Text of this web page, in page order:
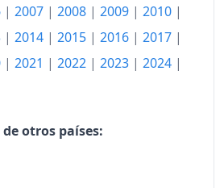
232.52
290.84
| 2007 | 2008 | 2009 | 2010 |
| 2014 | 2015 | 2016 | 2017 |
| 2021 | 2022 | 2023 | 2024 |
otros países: